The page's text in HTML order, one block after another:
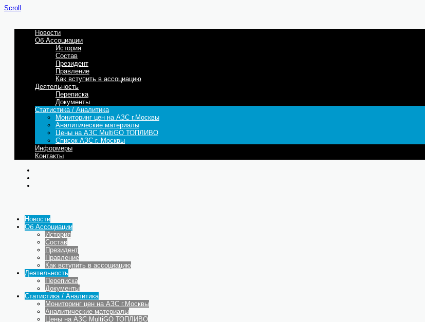
Scroll
Новости
Об Ассоциации
История
Состав
Президент
Правление
Как вступить в ассоциацию
Деятельность
Переписка
Документы
Статистика / Аналитика
Мониторинг цен на АЗС г.Москвы
Аналитические материалы
Цены на АЗС MultiGO ТОПЛИВО
Список АЗС г. Москвы
Информеры
Контакты
Новости
Об Ассоциации
История
Состав
Президент
Правление
Как вступить в ассоциацию
Деятельность
Переписка
Документы
Статистика / Аналитика
Мониторинг цен на АЗС г.Москвы
Аналитические материалы
Цены на АЗС MultiGO ТОПЛИВО